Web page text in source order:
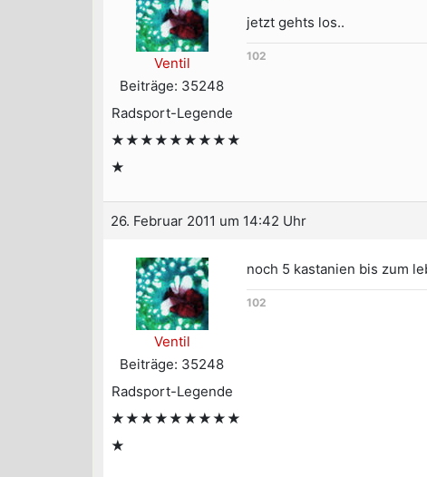
Ventil
Beiträge: 35248
Radsport-Legende
★★★★★★★★★
★
jetzt gehts los..
102
26. Februar 2011 um 14:42 Uhr
Ventil
Beiträge: 35248
Radsport-Legende
★★★★★★★★★
★
noch 5 kastanien bis zum
102